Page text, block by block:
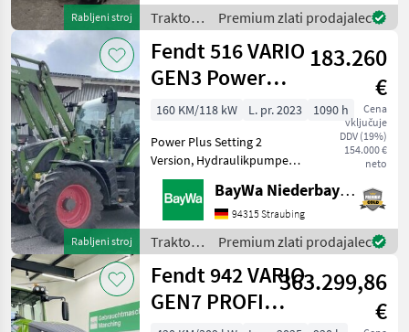
Rabljeni stroj
Ihre Anfrage zur
Verfügung!Fendt 312 Vario
Traktor /
Fendt
Premium zlati prodajalec
Rabljeni stroj
Fendt 516 VARIO
GEN3 Power
Plus
183.260
€
Cena
vključuje
DDV (19%)
154.000 €
neto
160 KM/118 kW L. pr. 2023
1090 h
Power Plus Setting 2
Version, Hydraulikpumpe
110 l/min, Spurführung RTK
Novatel, Diese Maschine
steht an unserem BayWa
Standort in DE - 84307
Eggenfelden.Gerne steht
BayWa Niederbayern
94315 Straubing
Traktor /
Fendt
Premium zlati prodajalec
Fendt 942 VARIO
GEN7 PROFI
363.299,86
€